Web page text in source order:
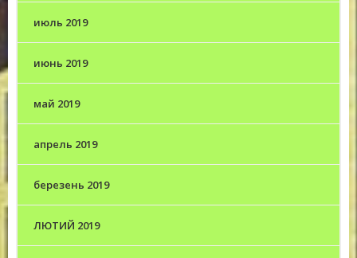
июль 2019
июнь 2019
май 2019
апрель 2019
березень 2019
ЛЮТИЙ 2019